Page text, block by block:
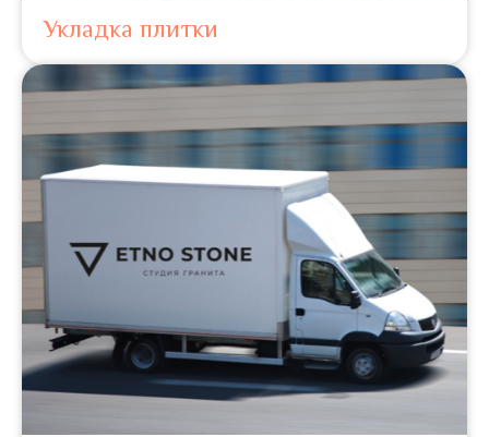
Укладка плитки